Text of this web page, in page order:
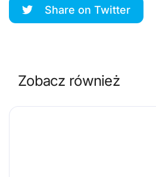
Share on Twitter
Zobacz również